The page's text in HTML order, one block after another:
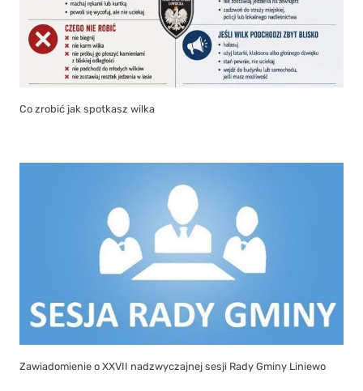
Co zrobić jak spotkasz wilka
Zawiadomienie o XXVII nadzwyczajnej sesji Rady Gminy Liniewo